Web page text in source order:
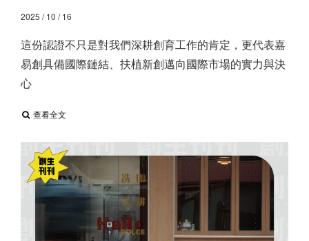
2025 / 10 / 16
這份認證不只是對我們深耕創育工作的肯定，更代表嘉
易創具備國際鏈結、扶植新創邁向國際市場的實力與決
心
查看全文